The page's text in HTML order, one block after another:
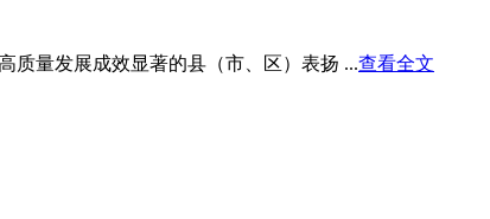
量发展成效显著的县（市、区）表扬 ...查看全文